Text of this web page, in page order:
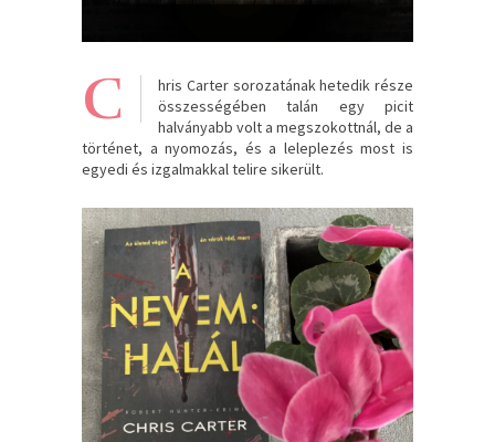
C
hris Carter sorozatának hetedik része
összességében talán egy picit
halványabb volt a megszokottnál, de a
történet, a nyomozás, és a leleplezés most is
egyedi és izgalmakkal telire sikerült.